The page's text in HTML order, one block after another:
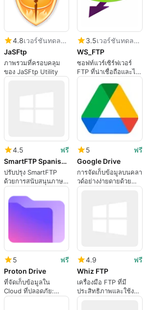
4.8
เวอร์ชันทดลองใช้
JaSFtp
ภาพรวมที่ครอบคลุม
ของ JaSFtp Utility
3.5
เวอร์ชันทดลองใช้
WS_FTP
ซอฟท์แวร์เซิร์ฟเวอร์
FTP ที่น่าเชื่อถือและได้
รับความนิยมสูง
4.5
ฟรี
SmartFTP Spanish Language Addon
ปรับปรุง SmartFTP
ด้วยการสนับสนุนภาษา
สเปน
5
ฟรี
Google Drive
การจัดเก็บข้อมูลบนคลา
วด์อย่างง่ายดายด้วย
Google Drive
5
ฟรี
Proton Drive
ที่จัดเก็บข้อมูลใน
Cloud ที่ปลอดภัย:
Proton Drive
4.9
ฟรี
Whiz FTP
เครื่องมือ FTP ที่มี
ประสิทธิภาพและใช้งาน
ง่าย: Whiz FTP